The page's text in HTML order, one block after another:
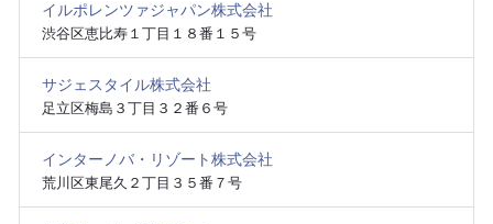
イルポレンツァジャパン株式会社
渋谷区恵比寿１丁目１８番１５号
サジェスタイル株式会社
足立区梅島３丁目３２番６号
インターノバ・リゾート株式会社
荒川区東尾久２丁目３５番７号